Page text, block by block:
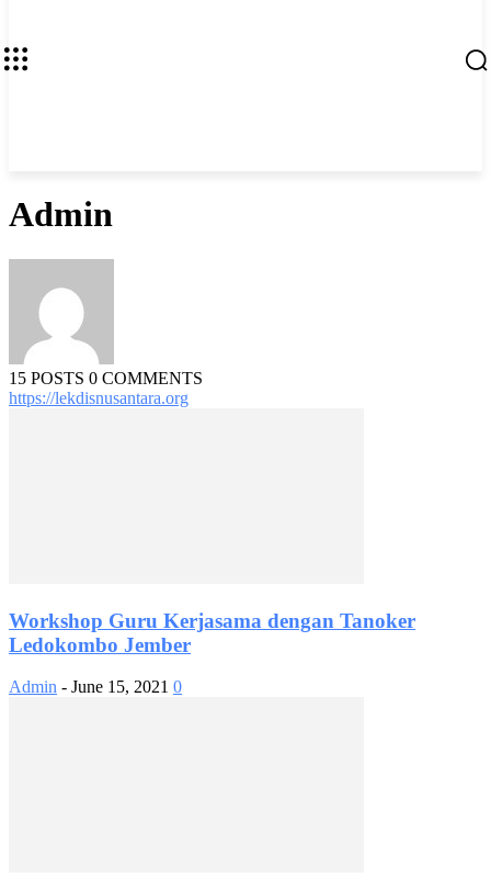
Admin
15 POSTS 0 COMMENTS
https://lekdisnusantara.org
Workshop Guru Kerjasama dengan Tanoker
Ledokombo Jember
Admin - June 15, 2021 0